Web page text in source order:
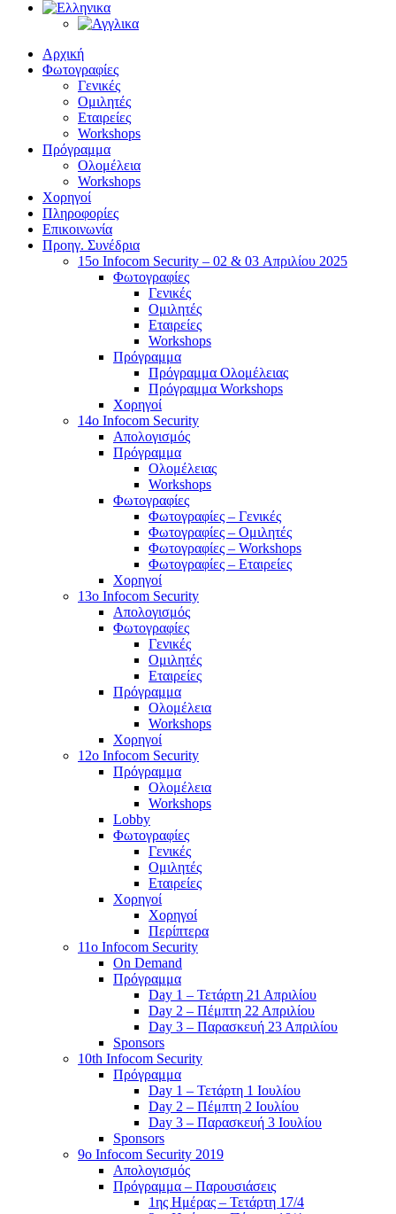
Αρχική
Φωτογραφίες
Γενικές
Ομιλητές
Εταιρείες
Workshops
Πρόγραμμα
Ολομέλεια
Workshops
Χορηγοί
Πληροφορίες
Επικοινωνία
Προηγ. Συνέδρια
15o Infocom Security – 02 & 03 Απριλίου 2025
Φωτογραφίες
Γενικές
Ομιλητές
Εταιρείες
Workshops
Πρόγραμμα
Πρόγραμμα Ολομέλειας
Πρόγραμμα Workshops
Χορηγοί
14o Infocom Security
Απολογισμός
Πρόγραμμα
Ολομέλειας
Workshops
Φωτογραφίες
Φωτογραφίες – Γενικές
Φωτογραφίες – Ομιλητές
Φωτογραφίες – Workshops
Φωτογραφίες – Εταιρείες
Χορηγοί
13o Infocom Security
Απολογισμός
Φωτογραφίες
Γενικές
Ομιλητές
Εταιρείες
Πρόγραμμα
Ολομέλεια
Workshops
Χορηγοί
12o Infocom Security
Πρόγραμμα
Ολομέλεια
Workshops
Lobby
Φωτογραφίες
Γενικές
Ομιλητές
Εταιρείες
Χορηγοί
Χορηγοί
Περίπτερα
11o Infocom Security
On Demand
Πρόγραμμα
Day 1 – Τετάρτη 21 Απριλίου
Day 2 – Πέμπτη 22 Απριλίου
Day 3 – Παρασκευή 23 Απριλίου
Sponsors
10th Infocom Security
Πρόγραμμα
Day 1 – Τετάρτη 1 Ιουλίου
Day 2 – Πέμπτη 2 Ιουλίου
Day 3 – Παρασκευή 3 Ιουλίου
Sponsors
9ο Infocom Security 2019
Απολογισμός
Πρόγραμμα – Παρουσιάσεις
1ης Ημέρας – Τετάρτη 17/4